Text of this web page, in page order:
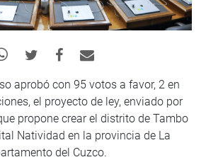
aprobó con 95 votos a favor, 2 en
el proyecto de ley, enviado por
propone crear el distrito de Tambo
Natividad en la provincia de La
del Cuzco.